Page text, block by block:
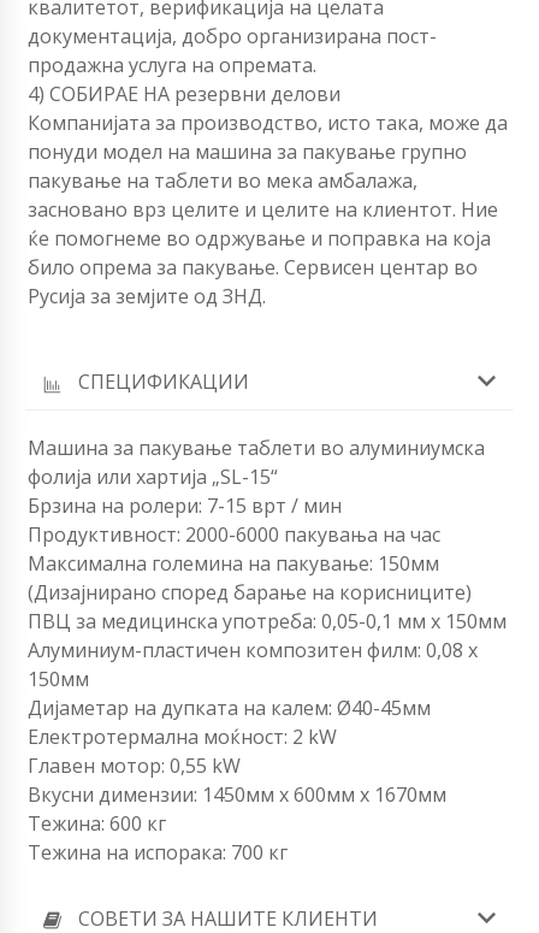
квалитетот, верификација на целата
документација, добро организирана пост-
продажна услуга на опремата.
4) СОБИРАЕ НА резервни делови
Компанијата за производство, исто така, може да
понуди модел на машина за пакување групно
пакување на таблети во мека амбалажа,
засновано врз целите и целите на клиентот. Ние
ќе помогнеме во одржување и поправка на која
било опрема за пакување. Сервисен центар во
Русија за земјите од ЗНД.
СПЕЦИФИКАЦИИ
Машина за пакување таблети во алуминиумска
фолија или хартија „SL-15“
Брзина на ролери: 7-15 врт / мин
Продуктивност: 2000-6000 пакувања на час
Максимална големина на пакување: 150мм
(Дизајнирано според барање на корисниците)
ПВЦ за медицинска употреба: 0,05-0,1 мм х 150мм
Алуминиум-пластичен композитен филм: 0,08 х
150мм
Дијаметар на дупката на калем: Ø40-45мм
Електротермална моќност: 2 kW
Главен мотор: 0,55 kW
Вкусни димензии: 1450мм x 600мм х 1670мм
Тежина: 600 кг
Тежина на испорака: 700 кг
СОВЕТИ ЗА НАШИТЕ КЛИЕНТИ